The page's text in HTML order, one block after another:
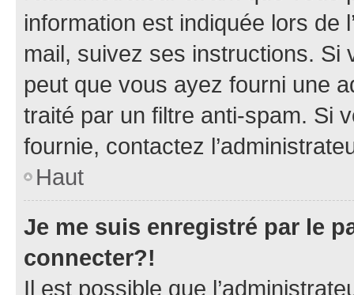
information est indiquée lors de
mail, suivez ses instructions. Si
peut que vous ayez fourni une
traité par un filtre anti-spam. Si
fournie, contactez
Haut
Je me suis enregistré par le
connecter?!
Il est possible que